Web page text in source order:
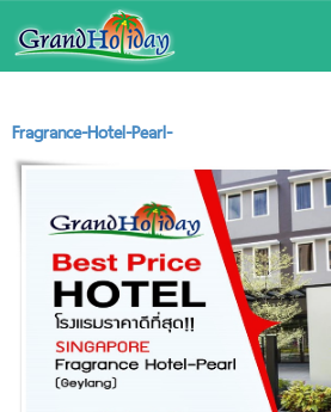
Fragrance-Hotel-Pearl-